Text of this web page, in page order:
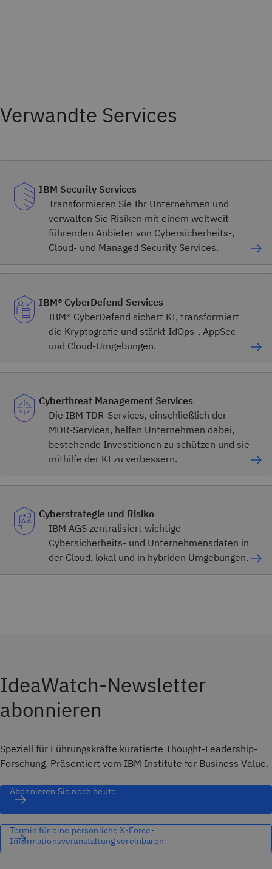
Verwandte Services
IBM Security Services
Transformieren Sie Ihr Unternehmen und
verwalten Sie Risiken mit einem weltweit
führenden Anbieter von Cybersicherheits-,
Cloud- und Managed Security Services.
IBM® CyberDefend Services
IBM® CyberDefend sichert KI, transformiert
die Kryptografie und stärkt IdOps-, AppSec-
und Cloud-Umgebungen.
Cyberthreat Management Services
Die IBM TDR-Services, einschließlich der
MDR-Services, helfen Unternehmen dabei,
bestehende Investitionen zu schützen und sie
mithilfe der KI zu verbessern.
Cyberstrategie und Risiko
IBM AGS zentralisiert wichtige
Cybersicherheits- und Unternehmensdaten in
der Cloud, lokal und in hybriden Umgebungen.
IdeaWatch-Newsletter
abonnieren
Speziell für Führungskräfte kuratierte Thought-Leadership-
Forschung. Präsentiert vom IBM Institute for Business Value.
Abonnieren Sie noch heute
Termin für eine persönliche X-Force-
Informationsveranstaltung vereinbaren